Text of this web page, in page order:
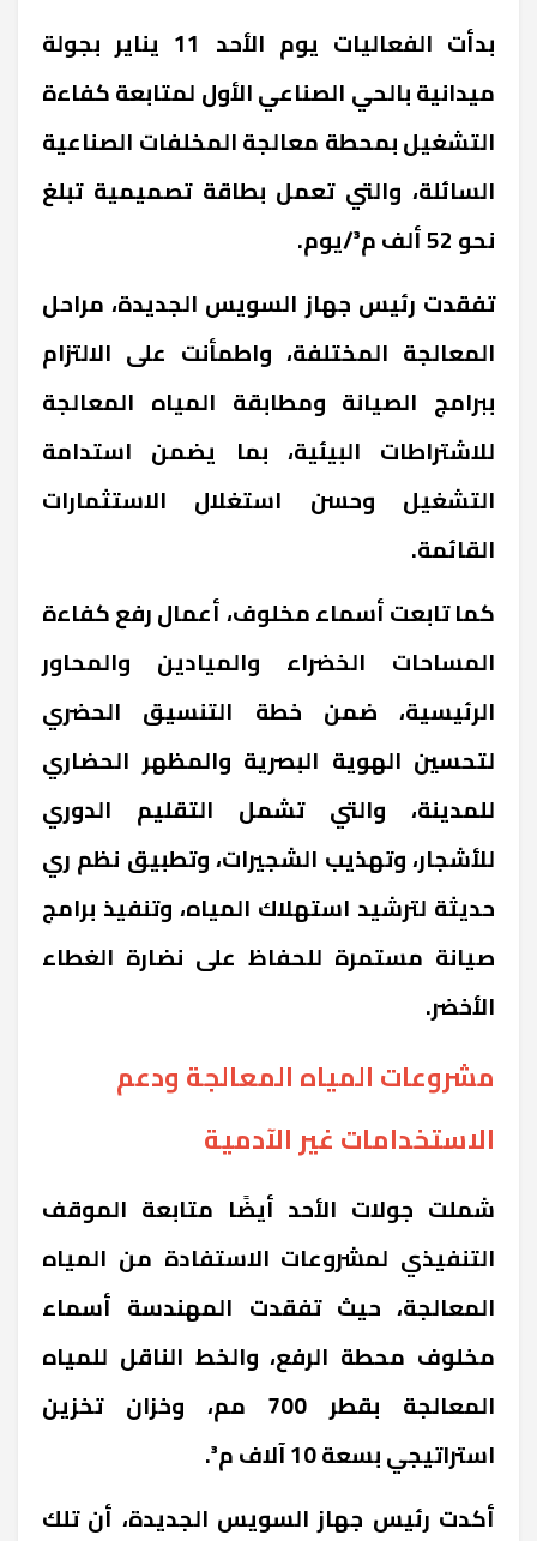
بدأت الفعاليات يوم الأحد 11 يناير بجولة
ميدانية بالحي الصناعي الأول لمتابعة كفاءة
التشغيل بمحطة معالجة المخلفات الصناعية
السائلة، والتي تعمل بطاقة تصميمية تبلغ
نحو 52 ألف م³/يوم.
تفقدت رئيس جهاز السويس الجديدة، مراحل
المعالجة المختلفة، واطمأنت على الالتزام
ببرامج الصيانة ومطابقة المياه المعالجة
للاشتراطات البيئية، بما يضمن استدامة
التشغيل وحسن استغلال الاستثمارات
القائمة.
كما تابعت أسماء مخلوف، أعمال رفع كفاءة
المساحات الخضراء والميادين والمحاور
الرئيسية، ضمن خطة التنسيق الحضري
لتحسين الهوية البصرية والمظهر الحضاري
للمدينة، والتي تشمل التقليم الدوري
للأشجار، وتهذيب الشجيرات، وتطبيق نظم ري
حديثة لترشيد استهلاك المياه، وتنفيذ برامج
صيانة مستمرة للحفاظ على نضارة الغطاء
الأخضر.
مشروعات المياه المعالجة ودعم
الاستخدامات غير الآدمية
شملت جولات الأحد أيضًا متابعة الموقف
التنفيذي لمشروعات الاستفادة من المياه
المعالجة، حيث تفقدت المهندسة أسماء
مخلوف محطة الرفع، والخط الناقل للمياه
المعالجة بقطر 700 مم، وخزان تخزين
استراتيجي بسعة 10 آلاف م³.
أكدت رئيس جهاز السويس الجديدة، أن تلك